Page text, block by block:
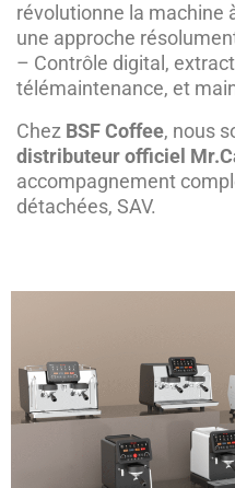
révolutionne la machine
une approche
– Contrôle digital,
télémaintenance, et
Chez BSF Coffee, nous
distributeur officiel
accompagnement
détachées, SAV.